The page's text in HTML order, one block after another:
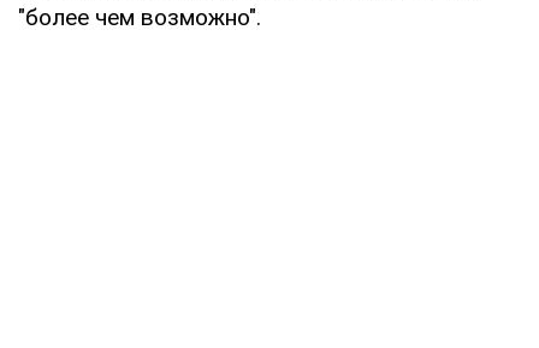
"более чем возможно".